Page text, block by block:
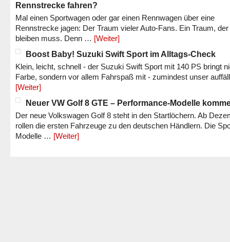
Rennstrecke fahren?
Mal einen Sportwagen oder gar einen Rennwagen über eine
Rennstrecke jagen: Der Traum vieler Auto-Fans. Ein Traum,
bleiben muss. Denn … [Weiter]
Boost Baby! Suzuki Swift Sport im Alltags-Check
Klein, leicht, schnell - der Suzuki Swift Sport mit 140 PS bringt
Farbe, sondern vor allem Fahrspaß mit - zumindest unser
[Weiter]
Neuer VW Golf 8 GTE – Performance-Modelle
Der neue Volkswagen Golf 8 steht in den Startlöchern. Ab
rollen die ersten Fahrzeuge zu den deutschen Händlern. Die
Modelle … [Weiter]